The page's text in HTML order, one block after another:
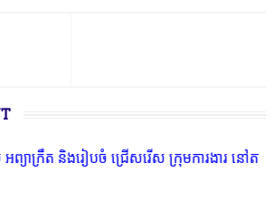
ើសរើស ក្រុមការងារ នៅតាមបណ្តាលរាជធា